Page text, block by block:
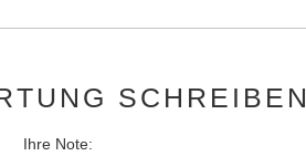
Ihre Note: